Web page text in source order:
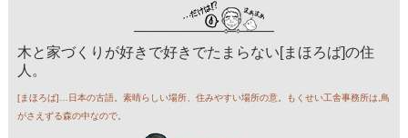
木と家づくりが好きで好きでたまらない[まほろば]の住
人。
[まほろば]…日本の古語。素晴らしい場所、住みやすい場所の意。もくせい工舎事務所は,鳥
がさえずる森の中なので。